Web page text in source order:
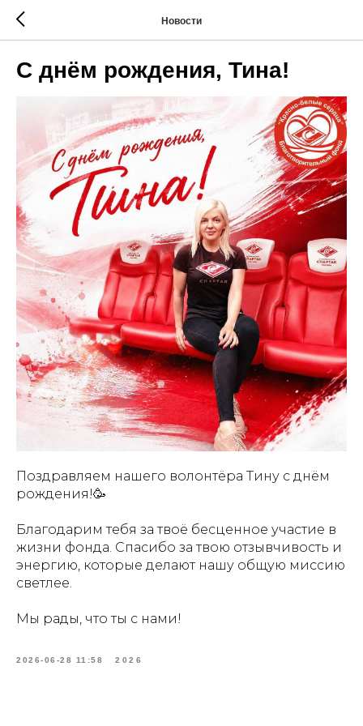
Новости
С днём рождения, Тина!
Поздравляем нашего волонтёра Тину с днём
рождения!🥳
Благодарим тебя за твоё бесценное участие в
жизни фонда. Спасибо за твою отзывчивость и
энергию, которые делают нашу общую миссию
светлее.
Мы рады, что ты с нами!
2026-06-28 11:58 2026